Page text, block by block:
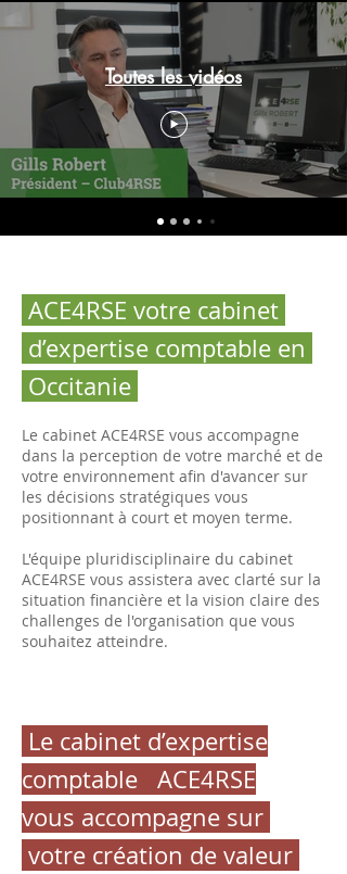
Toutes les vidéos
ACE4RSE votre cabinet
d’expertise comptable en
Occitanie
Le cabinet ACE4RSE vous accompagne
dans la perception de votre marché et de
votre environnement afin d'avancer sur
les décisions stratégiques vous
positionnant à court et moyen terme.
L'équipe pluridisciplinaire du cabinet
ACE4RSE vous assistera avec clarté sur la
situation financière et la vision claire des
challenges de l'organisation que vous
souhaitez atteindre.
Le cabinet d’expertise
comptable ACE4RSE
vous accompagne sur
votre création de valeur